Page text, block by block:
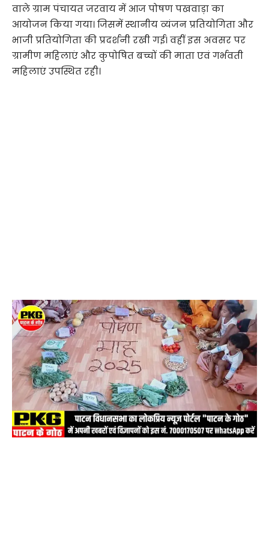
वाले ग्राम पंचायत जरवाय में आज पोषण पखवाड़ा का
आयोजन किया गया। जिसमें स्थानीय व्यंजन प्रतियोगिता और
भाजी प्रतियोगिता की प्रदर्शनी रखी गई। वहीं इस अवसर पर
ग्रामीण महिलाएं और कुपोषित बच्चों की माता एवं गर्भवती
महिलाएं उपस्थित रही।